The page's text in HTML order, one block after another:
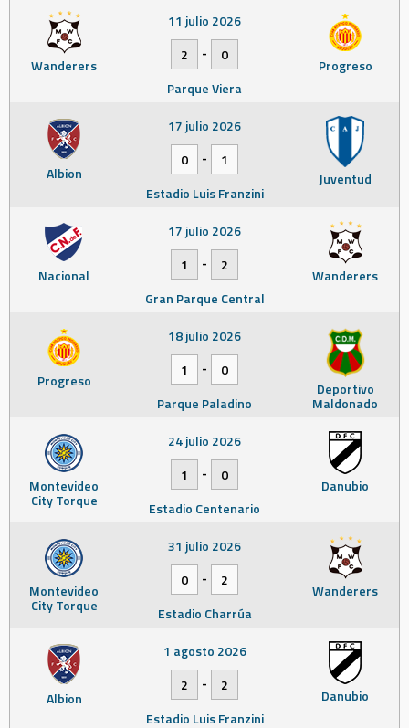
Wanderers Progreso
11 julio 2026
2
-
0
Parque Viera
Albion Juventud
17 julio 2026
0
-
1
Estadio Luis Franzini
Nacional Wanderers
17 julio 2026
1
-
2
Gran Parque Central
Progreso Deportivo
Maldonado
18 julio 2026
1
-
0
Parque Paladino
Montevideo
City Torque
Danubio
24 julio 2026
1
-
0
Estadio Centenario
Montevideo
City Torque
Wanderers
31 julio 2026
0
-
2
Estadio Charrúa
Albion Danubio
1 agosto 2026
2
-
2
Estadio Luis Franzini